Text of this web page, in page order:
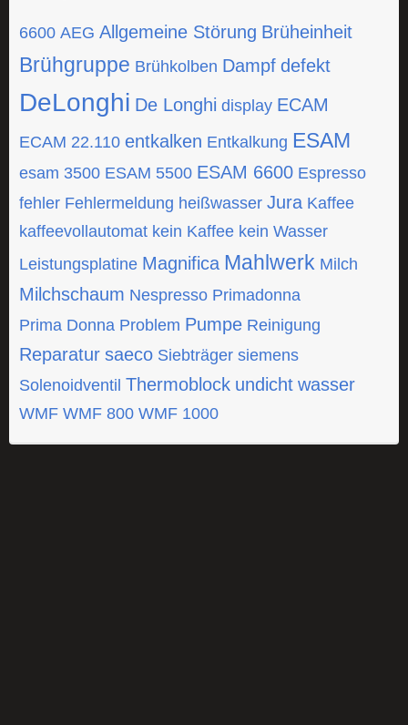
6600 AEG Allgemeine Störung Brüheinheit
Brühgruppe Brühkolben Dampf defekt
DeLonghi De Longhi display ECAM
ECAM 22.110 entkalken Entkalkung ESAM
esam 3500 ESAM 5500 ESAM 6600 Espresso
fehler Fehlermeldung heißwasser Jura Kaffee
kaffeevollautomat kein Kaffee kein Wasser
Leistungsplatine Magnifica Mahlwerk Milch
Milchschaum Nespresso Primadonna
Prima Donna Problem Pumpe Reinigung
Reparatur saeco Siebträger siemens
Solenoidventil Thermoblock undicht wasser
WMF WMF 800 WMF 1000